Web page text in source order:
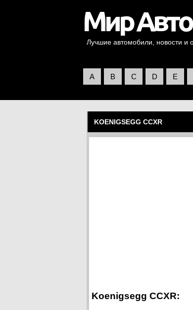
Лучшие автомобили, новости и
A B C D E
KOENIGSEGG CCXR
Koenigsegg CCXR: